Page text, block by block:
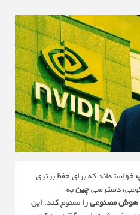
خواسته‌اند که برای حفظ برتری
دسترسیچینبه
هوش مصنوعیرا ممنوع کند. این